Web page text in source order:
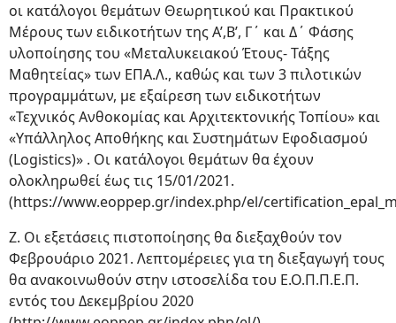
οι κατάλογοι θεμάτων Θεωρητικού και Πρακτικού
Μέρους των ειδικοτήτων της Α’,Β’, Γ΄ και Δ΄ Φάσης
υλοποίησης του «Μεταλυκειακού Έτους- Τάξης
Μαθητείας» των ΕΠΑ.Λ., καθώς και των 3 πιλοτικών
προγραμμάτων, με εξαίρεση των ειδικοτήτων
«Τεχνικός Ανθοκομίας και Αρχιτεκτονικής Τοπίου» και
«Υπάλληλος Αποθήκης και Συστημάτων Εφοδιασμού
(Logistics)» . Οι κατάλογοι θεμάτων θα έχουν
ολοκληρωθεί έως τις 15/01/2021.
(https://www.eoppep.gr/index.php/el/
Ζ. Οι εξετάσεις πιστοποίησης θα διεξαχθούν τον
Φεβρουάριο 2021. Λεπτομέρειες για τη διεξαγωγή τους
θα ανακοινωθούν στην ιστοσελίδα του Ε.Ο.Π.Π.Ε.Π.
εντός του Δεκεμβρίου 2020